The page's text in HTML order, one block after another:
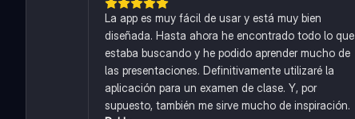
La app es muy fácil de usar y está muy bien
diseñada. Hasta ahora he encontrado todo lo que
estaba buscando y he podido aprender mucho de
las presentaciones. Definitivamente utilizaré la
aplicación para un examen de clase. Y, por
supuesto, también me sirve mucho de inspiración.